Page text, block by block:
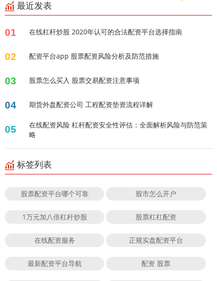
最近发表
01 在线杠杆炒股 2020年认可的合法配资平台选择指南
02 配资平台app 股票配资风险分析及防范措施
03 股票怎么买入 股票交易配资注意事项
04 期货外盘配资公司 工程配资垫资流程详解
05
在线配资风险 杠杆配资安全性评估：全面解析风险与防范策
略
标签列表
股票配资平台哪个可靠 股市怎么开户
1万元加八倍杠杆炒股 股票杠杠配资
在线配资服务 正规实盘配资平台
最新配资平台导航 配资 股票